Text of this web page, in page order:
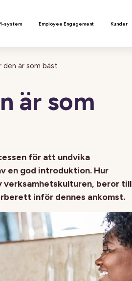
system Employee Engagement Kunder
den är som bäst
är som
för att undvika
en god introduktion. Hur
verksamhetskulturen, beror till
inför dennes ankomst.